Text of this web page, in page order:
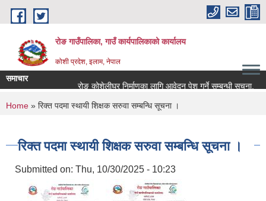
Skip to main content
रोङ गाउँपालिका, गाउँ कार्यपालिकाको कार्यालय
कोशी प्रदेश, इलाम, नेपाल
समाचार
रोङ कोशेलीघर निर्माणका लागि आवेदन पेश गर्ने सम्बन्धी सूचना.
You are here
Home » रिक्त पदमा स्थायी शिक्षक सरुवा सम्बन्धि सूचना ।
रिक्त पदमा स्थायी शिक्षक सरुवा सम्बन्धि सूचना ।
Submitted on: Thu, 10/30/2025 - 10:23